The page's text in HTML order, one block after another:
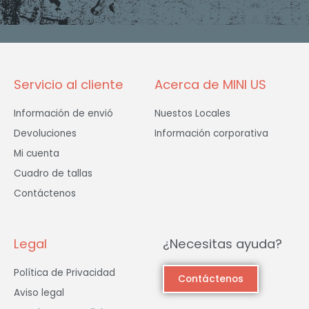
b
o
o
-
a
g
r
m
t
e
Servicio al cliente
Información de envió
Devoluciones
Mi cuenta
Cuadro de tallas
Contáctenos
Acerca de MINI US
Nuestos Locales
Información corporativa
Legal
Política de Privacidad
Aviso legal
¿Necesitas ayuda?
Contáctenos